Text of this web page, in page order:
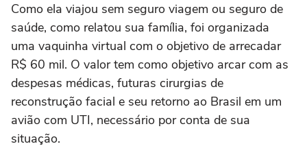
Como ela viajou sem seguro viagem ou seguro de
saúde, como relatou sua família, foi organizada
uma vaquinha virtual com o objetivo de arrecadar
R$ 60 mil. O valor tem como objetivo arcar com as
despesas médicas, futuras cirurgias de
reconstrução facial e seu retorno ao Brasil em um
avião com UTI, necessário por conta de sua
situação.